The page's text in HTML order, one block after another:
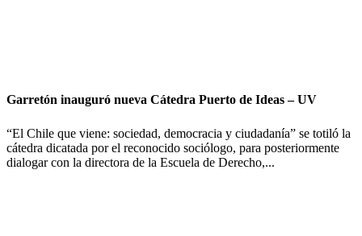
Garretón inauguró nueva Cátedra Puerto de Ideas – UV
“El Chile que viene: sociedad, democracia y ciudadanía” se totiló la
cátedra dicatada por el reconocido sociólogo, para posteriormente
dialogar con la directora de la Escuela de Derecho,...